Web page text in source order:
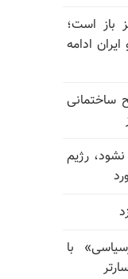
باز است؛
ادامه
ساختمانی
رژیم
با